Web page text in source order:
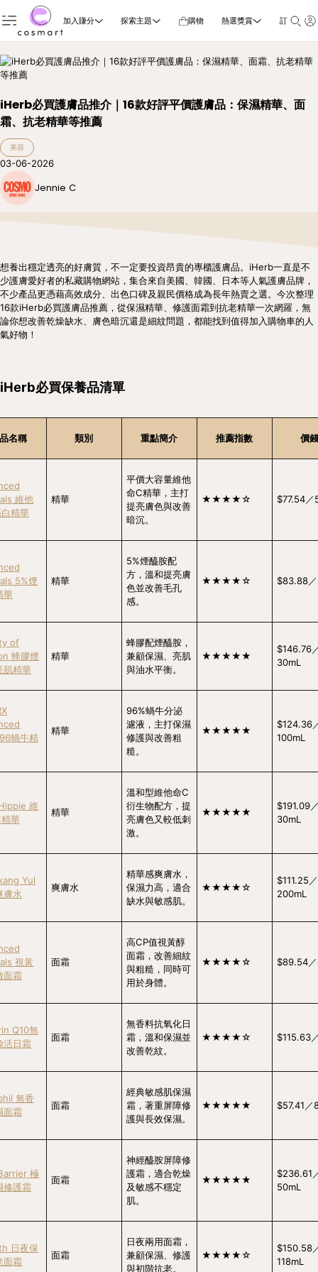
加入賺分 探索主題 購物 熱選獎賞 訂閱雜誌
iHerb必買護膚品推介｜16款好評平價護膚品：保濕精華、面
霜、抗老精華等推薦
美容
03-06-2026
Jennie C
想養出穩定透亮的好膚質，不一定要投資昂貴的專櫃護膚品。iHerb一直是不
少護膚愛好者的私藏購物網站，集合來自美國、韓國、日本等人氣護膚品牌，
不少產品更憑藉高效成分、出色口碑及親民價格成為長年熱賣之選。今次整理
16款iHerb必買護膚品推薦，從保濕精華、修護面霜到抗老精華一次網羅，無
論你想改善乾燥缺水、膚色暗沉還是細紋問題，都能找到值得加入購物車的人
氣好物！
iHerb必買保養品清單
名稱 類別 重點簡介 推薦指數 價錢
維他
精華
精華
平價大容量維他
命C精華，主打
提亮膚色與改善
暗沉。
★★★★☆ $77.54／
5%煙
華
精華
5%煙醯胺配
方，溫和提亮膚
色並改善毛孔
感。
★★★★☆ $83.88
of
蜂膠煙
肌精華
精華
蜂膠配煙醯胺，
兼顧保濕、亮肌
與油水平衡。
★★★★★
$146.76
30mL
蝸牛精
精華
96%蝸牛分泌
濾液，主打保濕
修護與改善粗
糙。
★★★★★
$124.36
100mL
維
華
精華
溫和型維他命C
衍生物配方，提
亮膚色又較低刺
激。
★★★★★
$191.09
30mL
Yul
膚水
爽膚水
精華感爽膚水，
保濕力高，適合
缺水與敏感肌。
★★★★☆
$111.25／
200mL
視黃
面霜
面霜
高CP值視黃醇
面霜，改善細紋
與粗糙，同時可
用於身體。
★★★★☆ $89.54
Q10無
活日霜
面霜
無香料抗氧化日
霜，溫和保濕並
改善乾紋。
★★★★☆ $115.63
無香
面霜
面霜
經典敏感肌保濕
霜，著重屏障修
護與長效保濕。
★★★★★ $57.41／
極
修護霜
面霜
神經醯胺屏障修
護霜，適合乾燥
及敏感不穩定
肌。
★★★★★
$236.61
50mL
日夜保
面霜
面霜
日夜兩用面霜，
兼顧保濕、修護
與初階抗老。
★★★★☆
$150.58
118mL